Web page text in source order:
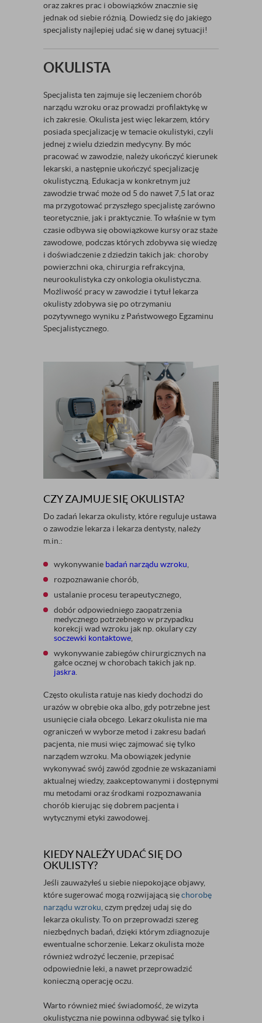
oraz zakres prac i obowiązków znacznie się
jednak od siebie różnią. Dowiedz się do jakiego
specjalisty najlepiej udać się w danej sytuacji!
OKULISTA
Specjalista ten zajmuje się leczeniem chorób
narządu wzroku oraz prowadzi profilaktykę w
ich zakresie. Okulista jest więc lekarzem, który
posiada specjalizację w temacie okulistyki, czyli
jednej z wielu dziedzin medycyny. By móc
pracować w zawodzie, należy ukończyć kierunek
lekarski, a następnie ukończyć specjalizację
okulistyczną. Edukacja w konkretnym już
zawodzie trwać może od 5 do nawet 7,5 lat oraz
ma przygotować przyszłego specjalistę zarówno
teoretycznie, jak i praktycznie. To właśnie w tym
czasie odbywa się obowiązkowe kursy oraz staże
zawodowe, podczas których zdobywa się wiedzę
i doświadczenie z dziedzin takich jak: choroby
powierzchni oka, chirurgia refrakcyjna,
neurookulistyka czy onkologia okulistyczna.
Możliwość pracy w zawodzie i tytuł lekarza
okulisty zdobywa się po otrzymaniu
pozytywnego wyniku z Państwowego Egzaminu
Specjalistycznego.
CZY ZAJMUJE SIĘ OKULISTA?
Do zadań lekarza okulisty, które reguluje ustawa
o zawodzie lekarza i lekarza dentysty, należy
m.in.:
wykonywanie badań narządu wzroku
rozpoznawanie chorób,
ustalanie procesu terapeutycznego,
dobór odpowiedniego zaopatrzenia
medycznego potrzebnego w przypadku
korekcji wad wzroku jak np. okulary czy
soczewki kontaktowe
wykonywanie zabiegów chirurgicznych na
gałce ocznej w chorobach takich jak np.
jaskra
Często okulista ratuje nas kiedy dochodzi do
urazów w obrębie oka albo, gdy potrzebne jest
usunięcie ciała obcego. Lekarz okulista nie ma
ograniczeń w wyborze metod i zakresu badań
pacjenta, nie musi więc zajmować się tylko
narządem wzroku. Ma obowiązek jedynie
wykonywać swój zawód zgodnie ze wskazaniami
aktualnej wiedzy, zaakceptowanymi i dostępnymi
mu metodami oraz środkami rozpoznawania
chorób kierując się dobrem pacjenta i
wytycznymi etyki zawodowej.
KIEDY NALEŻY UDAĆ SIĘ DO
OKULISTY?
Jeśli zauważyłeś u siebie niepokojące objawy,
które sugerować mogą rozwijającą sięchorobę
narządu wzroku , czym prędzej udaj się do
lekarza okulisty. To on przeprowadzi szereg
niezbędnych badań, dzięki którym zdiagnozuje
ewentualne schorzenie. Lekarz okulista może
również wdrożyć leczenie, przepisać
odpowiednie leki, a nawet przeprowadzić
konieczną operację oczu.
Warto również mieć świadomość, że wizyta
okulistyczna nie powinna odbywać się tylko i